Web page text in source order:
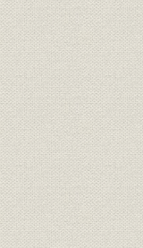
役員
生産